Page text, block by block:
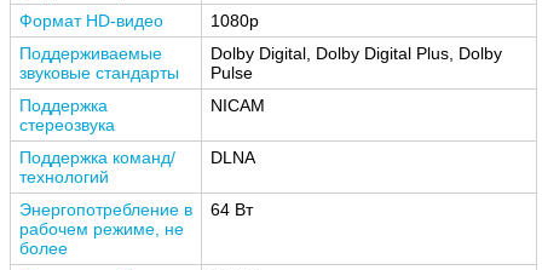
Формат HD-видео
1080p
Поддерживаемые
звуковые стандарты
Dolby Digital, Dolby Digital Plus, Dolby
Pulse
Поддержка
стереозвука
NICAM
Поддержка команд/
технологий
DLNA
Энергопотребление в
рабочем режиме, не
более
64 Вт